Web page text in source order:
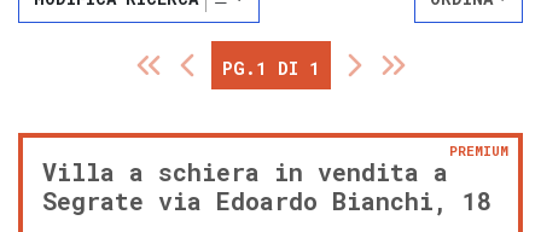
PG.1 DI 1
Villa a schiera in vendita a
Segrate via Edoardo Bianchi, 18
PREMIUM